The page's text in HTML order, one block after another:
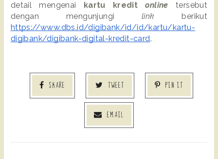
detail mengenai
kartu kredit online tersebut
dengan mengunjungi link
https://www.dbs.id/digibank/id/id/kartu/kartu-
digibank/digibank-digital-kredit-card.
SHARE TWEET PIN IT
EMAIL